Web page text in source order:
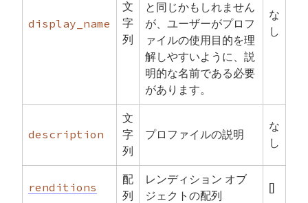
display_name
文
字
列
と同じかもしれません
が、ユーザーがプロフ
ァイルの使用目的を理
解しやすいように、説
明的な名前である必要
があります。
な
し
description
文
字
列
プロファイルの説明
な
し
renditions
配
列
レンディション オブ
ジェクトの配列
[]